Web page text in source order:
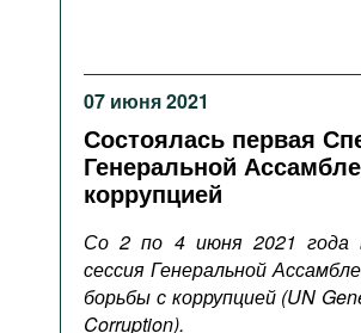
Литература
Сайты
Документы международных
организаций
Подкасты
Книжная полка
О проекте
07 июня 2021
Состоялась первая
Генеральной
коррупцией
Со 2 по 4 июня 2021 года
сессия Генеральной
борьбы с коррупцией (UN
Corruption).